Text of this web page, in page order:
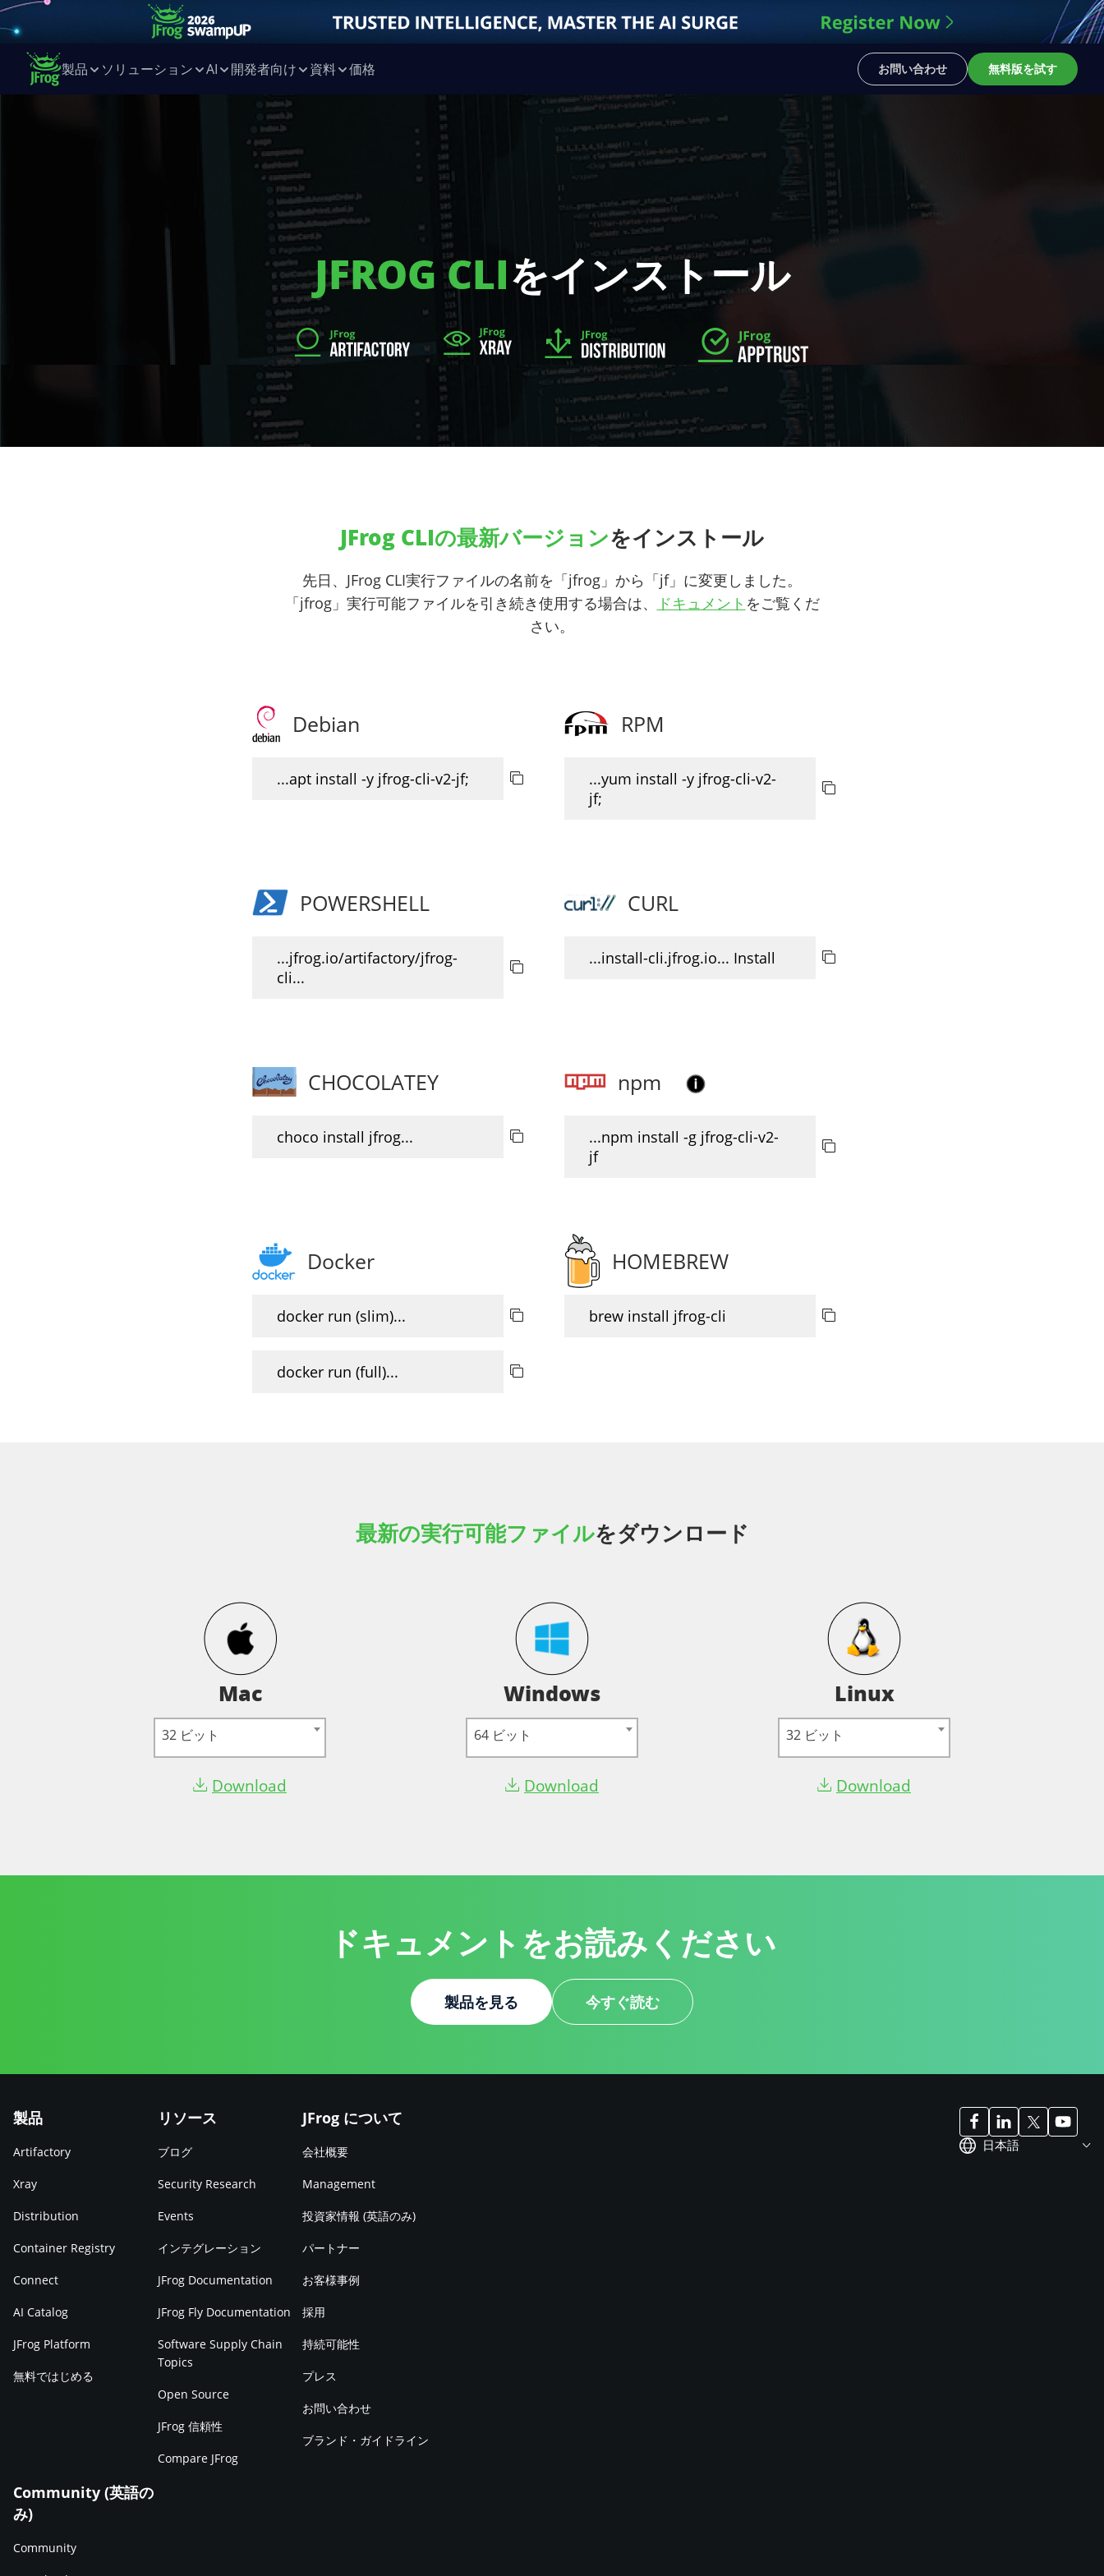
製品 ソリューション AI 開発者向け 資料 価格 お問い合わせ 無料版を試す
JFROG CLIをインストール
JFrog CLIの最新バージョンをインストール
先日、JFrog CLI実行ファイルの名前を「jfrog」から「jf」に変更しました。
「jfrog」実行可能ファイルを引き続き使用する場合は、
ドキュメント をご覧くだ
さい。
Debian
...apt install -y jfrog-cli-v2-jf;
RPM
...yum install -y jfrog-cli-v2-
jf;
POWERSHELL
...jfrog.io/artifactory/jfrog-
cli...
CURL
...install-cli.jfrog.io... Install
CHOCOLATEY
choco install jfrog...
npm
...npm install -g jfrog-cli-v2-
jf
Docker
docker run (slim)...
docker run (full)...
HOMEBREW
brew install jfrog-cli
最新の実行可能ファイルをダウンロード
Mac
32 ビット
Download
Windows
64 ビット
Download
Linux
32 ビット
Download
ドキュメントをお読みください
製品を見る 今すぐ読む
製品
Artifactory
Xray
Distribution
Container Registry
Connect
AI Catalog
JFrog Platform
無料ではじめる
リソース
ブログ
Security Research
Events
インテグレーション
JFrog Documentation
JFrog Fly Documentation
Software Supply Chain
Topics
Open Source
JFrog 信頼性
Compare JFrog
JFrog について
会社概要
Management
投資家情報 (英語のみ)
パートナー
お客様事例
採用
持続可能性
プレス
お問い合わせ
ブランド・ガイドライン
Community (英語の
み)
Community
日本語